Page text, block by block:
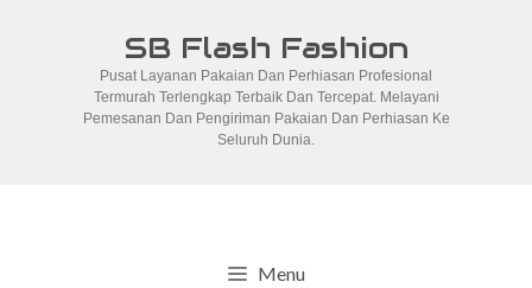
SB Flash Fashion
Pusat Layanan Pakaian Dan Perhiasan Profesional
Termurah Terlengkap Terbaik Dan Tercepat. Melayani
Pemesanan Dan Pengiriman Pakaian Dan Perhiasan Ke
Seluruh Dunia.
Menu